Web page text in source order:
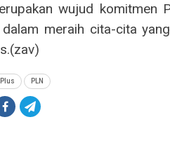
wujud komitmen
meraih cita-cita
Plus PLN